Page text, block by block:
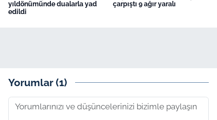
yıldönümünde dualarla yad
edildi
çarpıştı 9 ağır yaralı
Yorumlar (1)